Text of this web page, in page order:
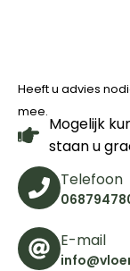
Heeft u advies
mee.
Mogelijk
staan u
Telefoon
E-mail